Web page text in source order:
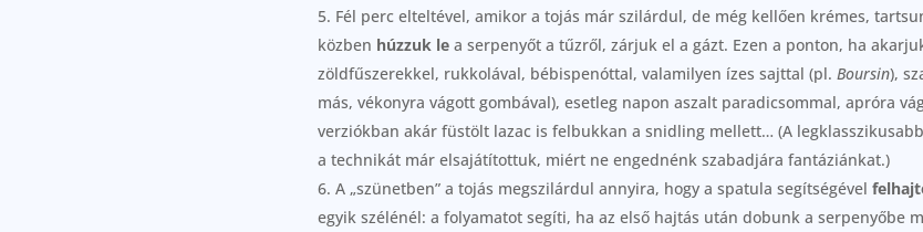
Fél perc elteltével, amikor a tojás már szilárdul, de még kellően krémes,
közben húzzuk le a serpenyőt a tűzről, zárjuk el a gázt. Ezen a ponton, ha
zöldfűszerekkel, rukkolával, bébispenóttal, valamilyen ízes sajttal (pl. Boursin),
más, vékonyra vágott gombával), esetleg napon aszalt paradicsommal, apróra
verziókban akár füstölt lazac is felbukkan a snidling mellett… (A
a technikát már elsajátítottuk, miért ne engednénk szabadjára fantáziánkat.)
A „szünetben” a tojás megszilárdul annyira, hogy a spatula segítségével
egyik szélénél: a folyamatot segíti, ha az első hajtás után dobunk a serpenyőbe